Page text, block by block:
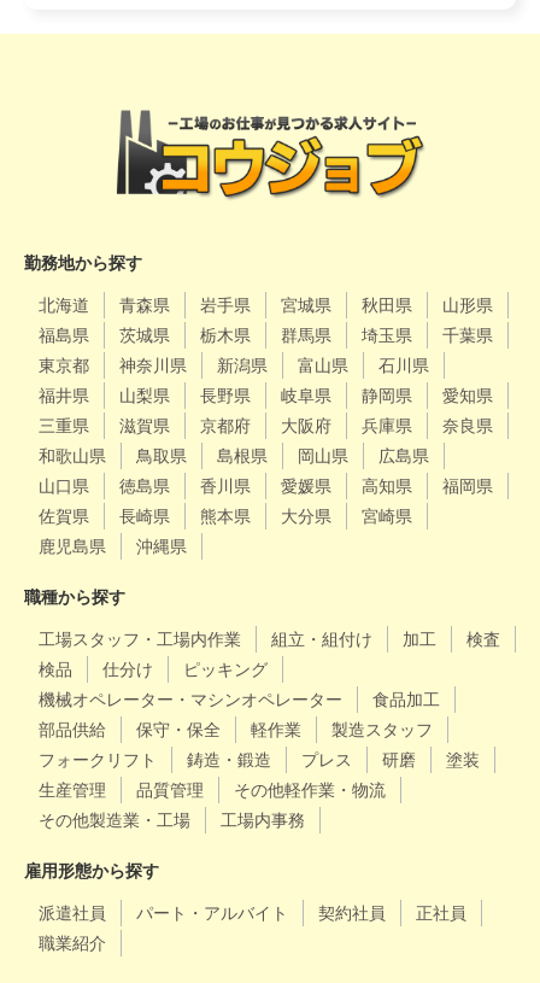
勤務地から探す
北海道 青森県 岩手県 宮城県 秋田県
山形県
福島県
茨城県 栃木県 群馬県 埼玉県
千葉県
東京都
神奈川県 新潟県 富山県
石川県
福井県
山梨県 長野県 岐阜県 静岡県
愛知県
三重県
滋賀県 京都府 大阪府 兵庫県
奈良県
和歌山県
鳥取県 島根県 岡山県
広島県
山口県
徳島県 香川県 愛媛県 高知県
福岡県
佐賀県
長崎県 熊本県 大分県
宮崎県
鹿児島県
沖縄県
職種から探す
工場スタッフ・工場内作業 組立・組付け 加工
検査
検品
仕分け
ピッキング
機械オペレーター・マシンオペレーター
食品加工
部品供給
保守・保全 軽作業
製造スタッフ
フォークリフト
鋳造・鍛造 プレス 研磨
塗装
生産管理
品質管理
その他軽作業・物流
その他製造業・工場
工場内事務
雇用形態から探す
派遣社員 パート・アルバイト 契約社員
正社員
職業紹介